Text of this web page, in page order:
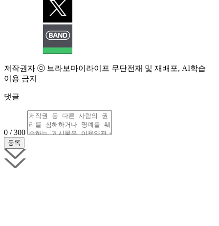
저작권자 ⓒ 브라보마이라이프 무단전재 및 재배포, AI학습
이용 금지
댓글
0 / 300